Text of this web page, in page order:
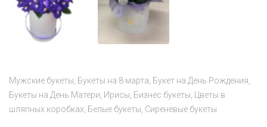
Мужские букеты Букеты на 8 марта Букет на День Рождения
Букеты на День Матери Ирисы Бизнес букеты Цветы в
шляпных коробках Белые букеты Сиреневые букеты